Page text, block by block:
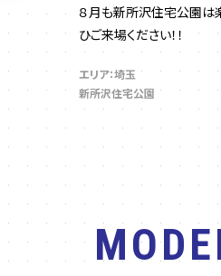
８月も新所沢住宅公園は
ひご来場ください！！
エリア：埼玉
新所沢住宅公園